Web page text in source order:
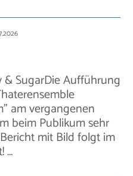
& SugarDie Aufführung
am vergangenen
beim Publikum sehr
mit Bild folgt im
…